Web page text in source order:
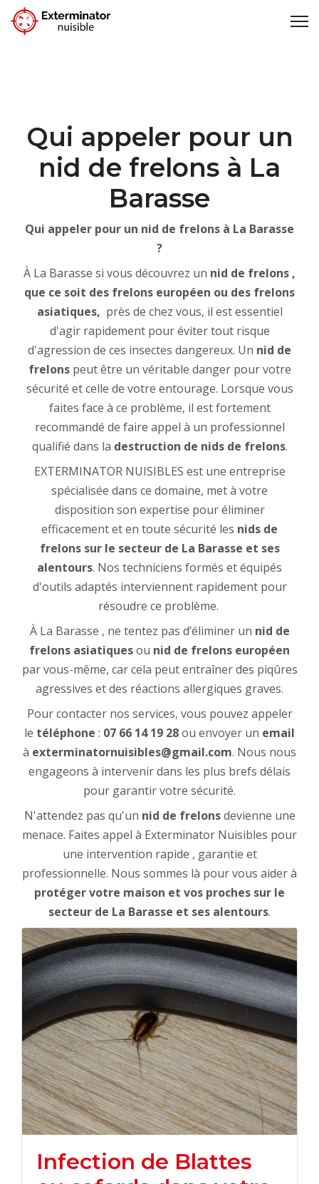
Qui appeler pour un
nid de frelons à La
Barasse
Qui appeler pour un nid de frelons à La Barasse
?
À La Barasse si vous découvrez un nid de frelons ,
que ce soit des frelons européen ou des frelons
asiatiques, près de chez vous, il est essentiel
d'agir rapidement pour éviter tout risque
d'agression de ces insectes dangereux. Un nid de
frelonspeut être un véritable danger pour votre
sécurité et celle de votre entourage. Lorsque vous
faites face à ce problème, il est fortement
recommandé de faire appel à un professionnel
qualifié dans la destruction de nids de frelons.
EXTERMINATOR NUISIBLES est une entreprise
spécialisée dans ce domaine, met à votre
disposition son expertise pour éliminer
efficacement et en toute sécurité les nids de
frelons sur le secteur de La Barasse et ses
alentours. Nos techniciens formés et équipés
d'outils adaptés interviennent rapidement pour
résoudre ce problème.
À La Barasse , ne tentez pas d’éliminer un nid de
frelons asiatiquesou nid de frelons européen
par vous-même, car cela peut entraîner des piqûres
agressives et des réactions allergiques graves.
Pour contacter nos services, vous pouvez appeler
le téléphone : 07 66 14 19 28ou envoyer un email
à exterminatornuisibles@gmail.com. Nous nous
engageons à intervenir dans les plus brefs délais
pour garantir votre sécurité.
N'attendez pas qu'un nid de frelonsdevienne une
menace. Faites appel à Exterminator Nuisibles pour
une intervention rapide , garantie et
professionnelle. Nous sommes là pour vous aider à
protéger votre maison et vos proches sur le
secteur de La Barasse et ses alentours.
Infection de Blattes